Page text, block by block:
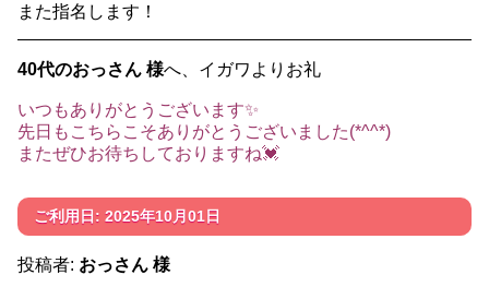
また指名します！
40代のおっさん 様へ、イガワよりお礼
いつもありがとうございます✨
先日もこちらこそありがとうございました(*^^*)
またぜひお待ちしておりますね💓
ご利用日: 2025年10月01日
投稿者: おっさん 様